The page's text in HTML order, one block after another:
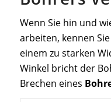
Wenn Sie hin und
arbeiten, kennen
einem zu starken
Winkel bricht der
Brechen eines